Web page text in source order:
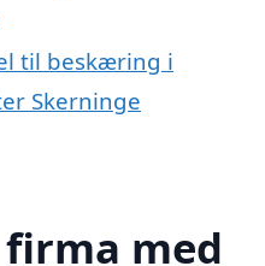
til beskæring i
Skerninge
med